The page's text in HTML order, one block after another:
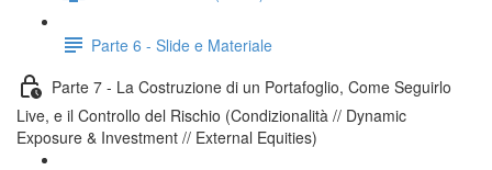
Parte 6 - Slide e Materiale
Parte 7 - La Costruzione di un Portafoglio, Come Seguirlo
Live, e il Controllo del Rischio (Condizionalità // Dynamic
Exposure & Investment // External Equities)